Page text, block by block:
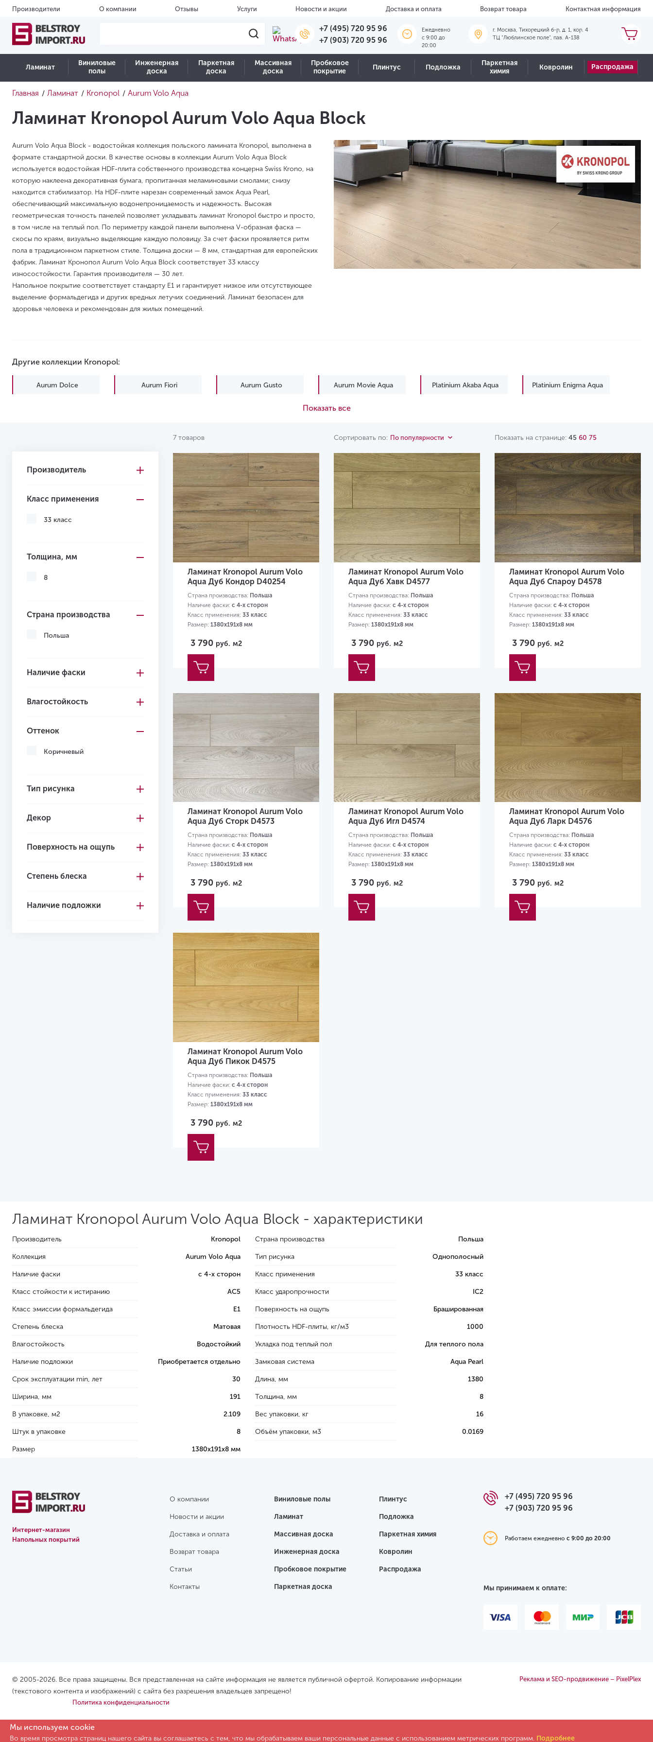
Производители О компании Отзывы Услуги Новости и акции Доставка и оплата Возврат товара Контактная информация
+7 (495) 720 95 96
+7 (903) 720 95 96
Ежедневно
c 9:00 до
20:00
г. Москва, Тихорецкий б-р, д. 1, кор. 4
ТЦ "Люблинское поле", пав. А-138
Ламинат
Виниловые
полы
Инженерная
доска
Паркетная
доска
Массивная
доска
Пробковое
покрытие
Плинтус Подложка
Паркетная
химия
Ковролин Распродажа
Главная / Ламинат / Kronopol / Aurum Volo Aqua
Ламинат Kronopol Aurum Volo Aqua Block
Aurum Volo Aqua Block - водостойкая коллекция польского ламината Kronopol, выполнена в
формате стандартной доски. В качестве основы в коллекции Aurum Volo Aqua Block
используется водостойкая HDF-плита собственного производства концерна Swiss Krono, на
которую наклеена декоративная бумага, пропитанная меламиновыми смолами; снизу
находится стабилизатор. На HDF-плите нарезан современный замок Aqua Pearl,
обеспечивающий максимальную водонепроницаемость и надежность. Высокая
геометрическая точность панелей позволяет укладывать ламинат Kronopol быстро и просто,
в том числе на теплый пол. По периметру каждой панели выполнена V-образная фаска —
скосы по краям, визуально выделяющие каждую половицу. За счет фаски проявляется ритм
пола в традиционном паркетном стиле. Толщина доски — 8 мм, стандартная для европейских
фабрик. Ламинат Кронопол Aurum Volo Aqua Block соответствует 33 классу
износостойкости. Гарантия производителя — 30 лет.
Напольное покрытие соответствует стандарту E1 и гарантирует низкое или отсутствующее
выделение формальдегида и других вредных летучих соединений. Ламинат безопасен для
здоровья человека и рекомендован для жилых помещений.
Другие коллекции Kronopol:
Aurum Dolce Aurum Fiori Aurum Gusto Aurum Movie Aqua Platinium Akaba Aqua Platinium Enigma Aqua
Platinium Paloma Aqua
Показать все
7 товаров Сортировать по: По популярности Показать на странице: 45 60 75
Производитель
Класс применения
33 класс
Толщина, мм
8
Страна производства
Польша
Наличие фаски
Влагостойкость
Оттенок
Коричневый
Тип рисунка
Декор
Поверхность на ощупь
Степень блеска
Наличие подложки
Ламинат Kronopol Aurum Volo
Aqua Дуб Кондор D40254
Страна производства: Польша
Наличие фаски: с 4-х сторон
Класс применения: 33 класс
Размер: 1380х191х8 мм
3 790 руб. м2
Ламинат Kronopol Aurum Volo
Aqua Дуб Хавк D4577
Страна производства: Польша
Наличие фаски: с 4-х сторон
Класс применения: 33 класс
Размер: 1380х191х8 мм
3 790 руб. м2
Ламинат Kronopol Aurum Volo
Aqua Дуб Спароу D4578
Страна производства: Польша
Наличие фаски: с 4-х сторон
Класс применения: 33 класс
Размер: 1380х191х8 мм
3 790 руб. м2
Ламинат Kronopol Aurum Volo
Aqua Дуб Сторк D4573
Страна производства: Польша
Наличие фаски: с 4-х сторон
Класс применения: 33 класс
Размер: 1380х191х8 мм
3 790 руб. м2
Ламинат Kronopol Aurum Volo
Aqua Дуб Игл D4574
Страна производства: Польша
Наличие фаски: с 4-х сторон
Класс применения: 33 класс
Размер: 1380х191х8 мм
3 790 руб. м2
Ламинат Kronopol Aurum Volo
Aqua Дуб Ларк D4576
Страна производства: Польша
Наличие фаски: с 4-х сторон
Класс применения: 33 класс
Размер: 1380х191х8 мм
3 790 руб. м2
Ламинат Kronopol Aurum Volo
Aqua Дуб Пикок D4575
Страна производства: Польша
Наличие фаски: с 4-х сторон
Класс применения: 33 класс
Размер: 1380х191х8 мм
3 790 руб. м2
Ламинат Kronopol Aurum Volo Aqua Block - характеристики
Производитель Kronopol
Коллекция Aurum Volo Aqua
Наличие фаски с 4-х сторон
Класс стойкости к истиранию AC5
Класс эмиссии формальдегида E1
Степень блеска Матовая
Влагостойкость Водостойкий
Наличие подложки Приобретается отдельно
Срок эксплуатации min, лет 30
Ширина, мм 191
В упаковке, м2 2.109
Штук в упаковке 8
Размер 1380х191х8 мм
Страна производства Польша
Тип рисунка Однополосный
Класс применения 33 класс
Класс ударопрочности IC2
Поверхность на ощупь Брашированная
Плотность HDF-плиты, кг/м3 1000
Укладка под теплый пол Для теплого пола
Замковая система Aqua Pearl
Длина, мм 1380
Толщина, мм 8
Вес упаковки, кг 16
Объём упаковки, м3 0.0169
Интернет-магазин
Напольных покрытий
О компании
Новости и акции
Доставка и оплата
Возврат товара
Статьи
Контакты
Виниловые полы
Ламинат
Массивная доска
Инженерная доска
Пробковое покрытие
Паркетная доска
Плинтус
Подложка
Паркетная химия
Ковролин
Распродажа
+7 (495) 720 95 96
+7 (903) 720 95 96
Работаем ежедневнос 9:00 до 20:00
Мы принимаем к оплате:
© 2005-2026. Все права защищены. Вся представленная на сайте информация не является публичной офертой. Копирование информации
(текстового контента и изображений) с сайта без разрешения владельцев запрещено!
Реклама и SEO-продвижение – PixelPlex
Политика конфиденциальности
Мы используем cookie
Во время просмотра страниц нашего сайта вы соглашаетесь с тем, что мы обрабатываем ваши персональные данные с использованием метрических программ. Подробнее